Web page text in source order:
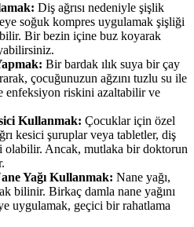
Diş ağrısı nedeniyle şişlik
soğuk kompres uygulamak şişliği
Bir bezin içine buz koyarak
Bir bardak ılık suya bir çay
çocuğunuzun ağzını tuzlu su ile
enfeksiyon riskini azaltabilir ve
Kullanmak: Çocuklar için özel
kesici şuruplar veya tabletler, diş
olabilir. Ancak, mutlaka bir doktorun
Yağı Kullanmak: Nane yağı,
bilinir. Birkaç damla nane yağını
uygulamak, geçici bir rahatlama